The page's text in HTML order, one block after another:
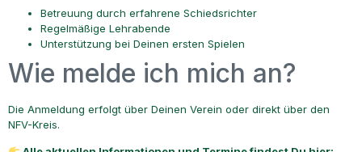
Betreuung durch erfahrene Schiedsrichter
Regelmäßige Lehrabende
Unterstützung bei Deinen ersten Spielen
Wie melde ich mich an?
Die Anmeldung erfolgt über Deinen Verein oder direkt über den
NFV-Kreis.